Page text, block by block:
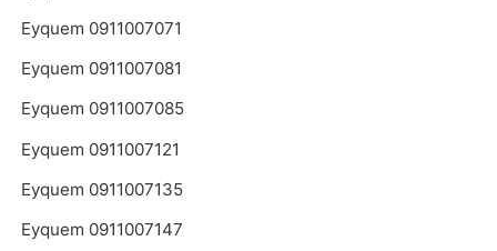
Eyquem 0911007071
Eyquem 0911007081
Eyquem 0911007085
Eyquem 0911007121
Eyquem 0911007135
Eyquem 0911007147